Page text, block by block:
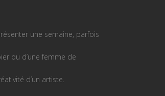
une semaine, parfois
ou d’une femme de
d’un artiste.